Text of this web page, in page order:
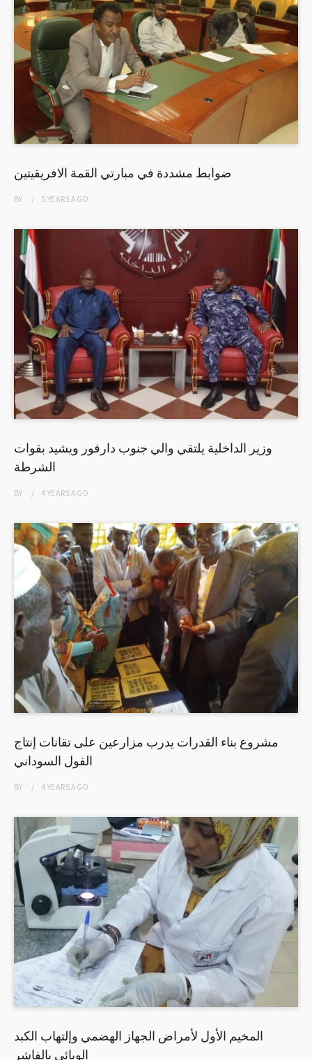
ضوابط مشددة في مبارتي القمة الافريقيتين
BY 5 YEARSAGO
وزير الداخلية يلتقي والي جنوب دارفور ويشيد بقوات
الشرطة
BY 4 YEARSAGO
مشروع بناء القدرات يدرب مزارعين على تقانات إنتاج
الفول السوداني
BY 4 YEARSAGO
المخيم الأول لأمراض الجهاز الهضمي وإلتهاب الكبد
الوبائي بالفاشر